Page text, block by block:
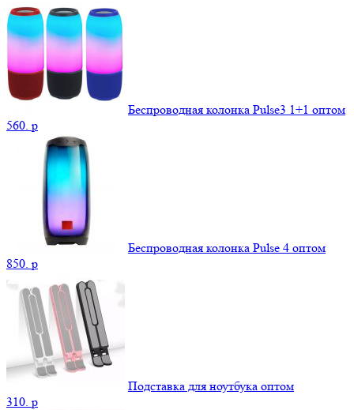
Беспроводная колонка Pulse3 1+1 оптом
560. p
Беспроводная колонка Pulse 4 оптом
850. p
Подставка для ноутбука оптом
310. p